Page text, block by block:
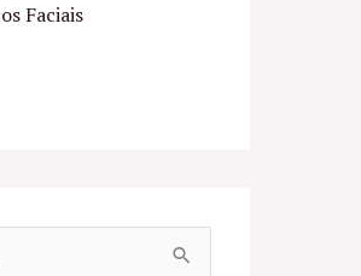
Faciais